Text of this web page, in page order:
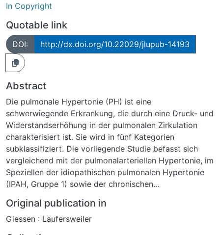
In Copyright
Quotable link
DOI: http://dx.doi.org/10.22029/jlupub-14193
Abstract
Die pulmonale Hypertonie (PH) ist eine
schwerwiegende Erkrankung, die durch eine Druck- und
Widerstandserhöhung in der pulmonalen Zirkulation
charakterisiert ist. Sie wird in fünf Kategorien
subklassifiziert. Die vorliegende Studie befasst sich
vergleichend mit der pulmonalarteriellen Hypertonie, im
Speziellen der idiopathischen pulmonalen Hypertonie
(IPAH, Gruppe 1) sowie der chronischen
Gruppe 4). Beide Formen der PH weisen
überschneidende strukturelle Veränderungen der
Original publication in
Giessen : Laufersweiler